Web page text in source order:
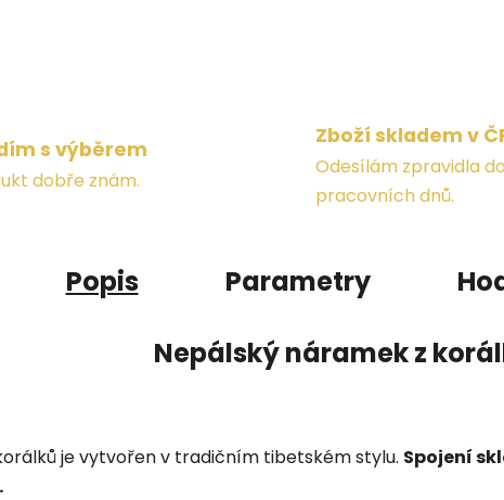
s výběrem
dobře znám.
Zboží skladem v
Odesílám zpravidla
pracovních dnů.
Popis Parametry
Nepálský náramek z
je vytvořen v tradičním tibetském stylu. Spojení